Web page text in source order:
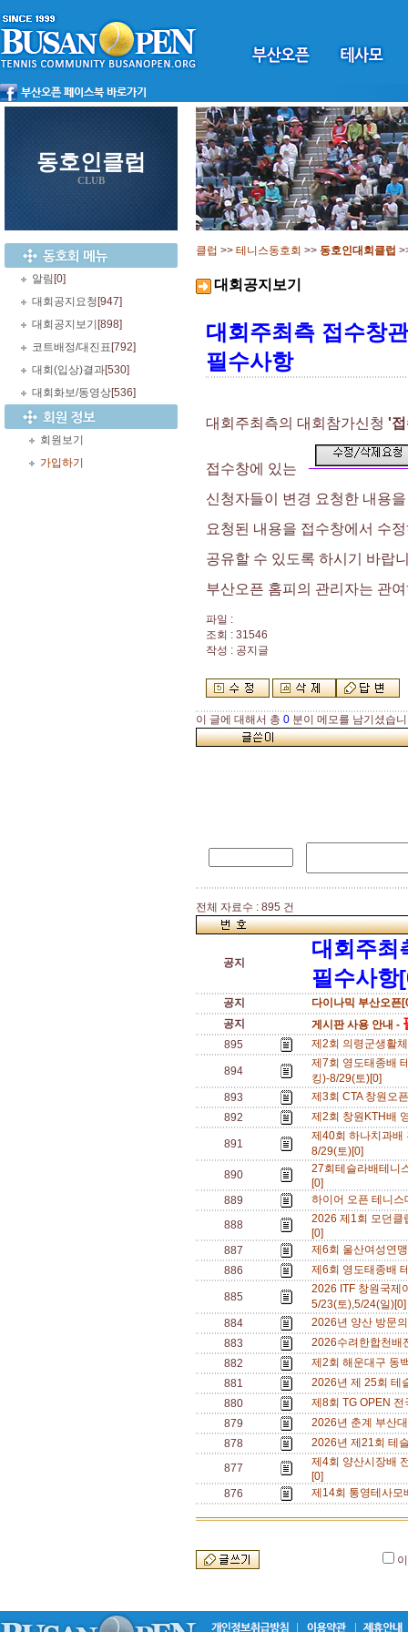
동호인클럽
CLUB
알림 [0]
대회공지요청 [947]
대회공지보기 [898]
코트배정/대진표 [792]
대회(입상)결과[530]
대회화보/동영상[536]
회원보기
가입하기
클럽 >> 테니스동호회 >> 동호인대회클럽
대회공지보기
대회주최측 접수창
필수사항
대회주최측의 대회참가신청 '
접수창에 있는
신청자들이 변경 요청한 내용
요청된 내용을 접수창에서 수
공유할 수 있도록 하시기 바랍
부산오픈 홈피의 관리자는 관
파일 :
조회 : 31546
작성 : 공지글
이 글에 대해서 총 0 분이 메모를 남기셨습
전체 자료수 : 895 건
공지
대회주최
필수사항
공지
다이나믹 부산오픈
공지
게시판 사용 안내 -
895 제2회 의령군생활
894
제7회 영도태종배
킹)-8/29(토)[0]
893
제3회 CTA 창원오
892
제2회 창원KTH배
891
제40회 하나치과배
8/29(토)[0]
890
27회테슬라배테니
[0]
889
하이어 오픈 테니
888
2026 제1회 모던클
[0]
887
제6회 울산여성연
886
제6회 영도태종배
885
2026 ITF 창원국제
5/23(토),5/24(일
884
2026년 양산 방문
883
2026수려한합천배
882
제2회 해운대구 동
881
2026년 제 25회 테
880
제8회 TG OPEN
879
2026년 춘계 부산
878
2026년 제21회 테
877
제4회 양산시장배
[0]
876
제14회 통영테사